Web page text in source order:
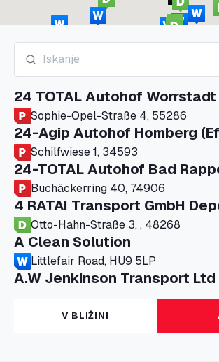
24 TOTAL Autohof Worrstadt
Sophie-Opel-Straße 4, 55286
24-Agip Autohof Homberg
Schilfwiese 1, 34593
24-TOTAL Autohof Bad
Buchäckerring 40, 74906
4 RATAI Transport GmbH
Otto-Hahn-Straße 3, , 48268
A Clean Solution
Littlefair Road, HU9 5LP
A.W Jenkinson Transport Ltd
Progress House, ME11 5GA
A+G Nettetal - Depot Parking
Am Panneschopp 7, 41334
V BLIŽINI